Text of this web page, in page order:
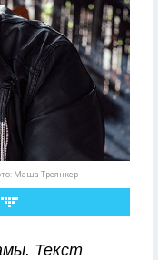
Маша Троянкер
Текст